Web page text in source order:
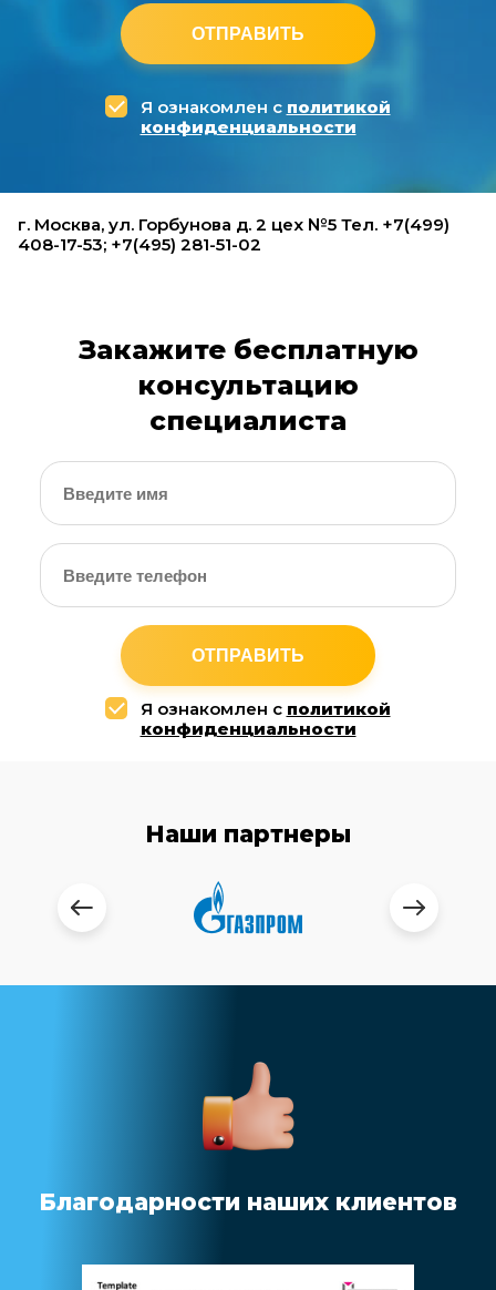
ОТПРАВИТЬ
Я ознакомлен с политикой
конфиденциальности
г. Москва, ул. Горбунова д. 2 цех №5 Тел. +7(499)
408-17-53; +7(495) 281-51-02
Закажите бесплатную
консультацию
специалиста
ОТПРАВИТЬ
Я ознакомлен с политикой
конфиденциальности
Наши партнеры
Благодарности наших клиентов